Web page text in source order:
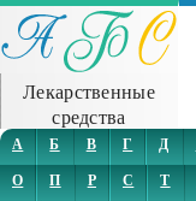
Лекарственные
средства
А Б В Г Д
О
П Р С Т